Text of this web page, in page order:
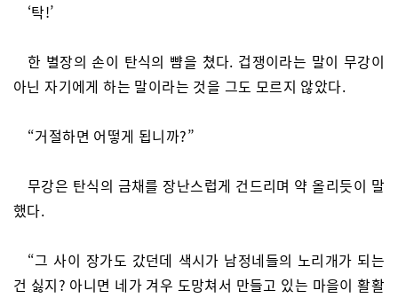
‘탁!’
한 별장의 손이 탄식의 뺨을 쳤다. 겁쟁이라는 말이 무강이
아닌 자기에게 하는 말이라는 것을 그도 모르지 않았다.
“거절하면 어떻게 됩니까?”
무강은 탄식의 금채를 장난스럽게 건드리며 약 올리듯이 말
했다.
“그 사이 장가도 갔던데 색시가 남정네들의 노리개가 되는
건 싫지? 아니면 네가 겨우 도망쳐서 만들고 있는 마을이 활활